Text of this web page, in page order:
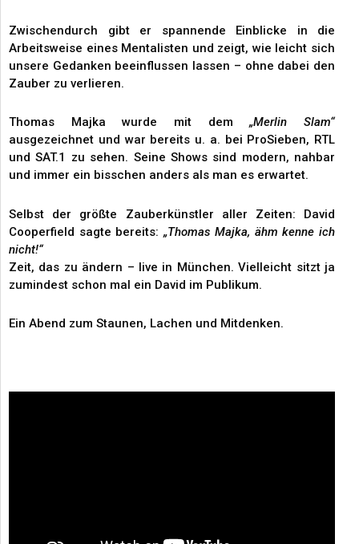
Zwischendurch gibt er spannende Einblicke in die
Arbeitsweise eines Mentalisten und zeigt, wie leicht sich
unsere Gedanken beeinflussen lassen – ohne dabei den
Zauber zu verlieren.
Thomas Majka wurde mit dem„Merlin Slam“
ausgezeichnet und war bereits u. a. bei ProSieben, RTL
und SAT.1 zu sehen. Seine Shows sind modern, nahbar
und immer ein bisschen anders als man es erwartet.
Selbst der größte Zauberkünstler aller Zeiten: David
Cooperfield sagte bereits: „Thomas Majka, ähm kenne ich
nicht!“
Zeit, das zu ändern – live in München. Vielleicht sitzt ja
zumindest schon mal ein David im Publikum.
Ein Abend zum Staunen, Lachen und Mitdenken.